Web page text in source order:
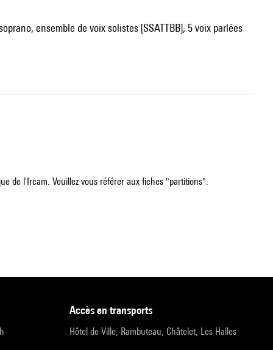
ensemble de voix solistes [SSATTBB], 5 voix parlées
de l'Ircam. Veuillez vous référer aux fiches "partitions".
accès en transports
Hôtel de Ville, Rambuteau, Châtelet, Les Halles